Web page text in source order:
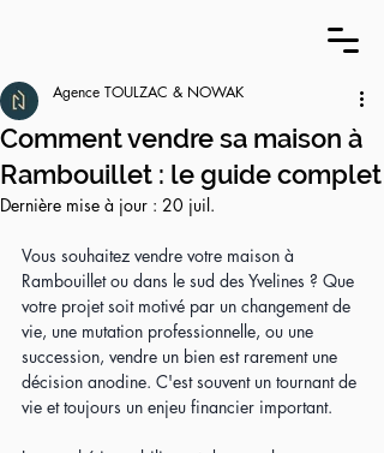
Comment vendre sa maison à
Rambouillet : le guide complet
Agence TOULZAC & NOWAK
Dernière mise à jour : 20 juil.
Vous souhaitez vendre votre maison à
Rambouillet ou dans le sud des Yvelines ? Que
votre projet soit motivé par un changement de
vie, une mutation professionnelle, ou une
succession, vendre un bien est rarement une
décision anodine. C'est souvent un tournant de
vie et toujours un enjeu financier important.